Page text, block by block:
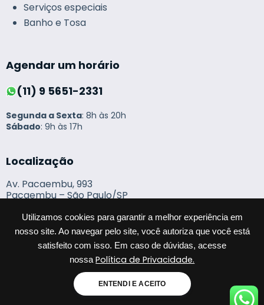
Utilizamos cookies para garantir a melhor experiência em
nosso site. Ao navegar pelo site, você autoriza que você está
satisfeito com isso. Em caso de dúvidas, acesse
nossa Política de Privacidade.
ENTENDI E ACEITO
Serviços especiais
Banho e Tosa
Agendar um horário
(11) 9 5651-2331
Segunda a Sexta: 8h às 20h
Sábado: 9h às 17h
Localização
Av. Pacaembu, 993
Pacaembu – São Paulo/SP
Próximo aos bairros de
Higienópolis, Perdizes, Santa Cecília, Barra
Funda, Vila Madalena, Jardins e regiões.
© 2024 - Centro Veterinário Pacaembu. Todos os direitos